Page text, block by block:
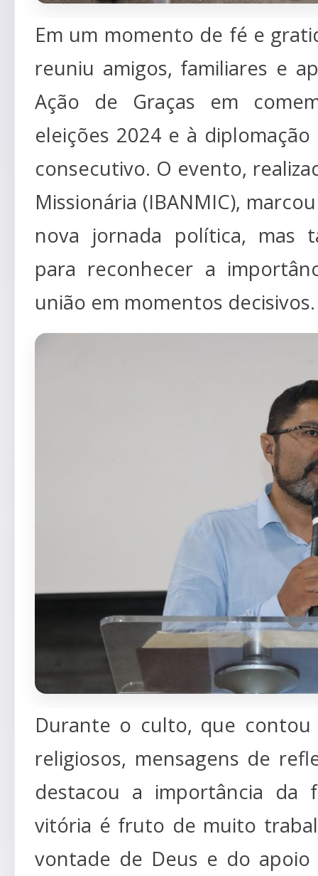
Em um momento de fé e
reuniu amigos, familiares e
Ação de Graças em
eleições 2024 e à
consecutivo. O evento,
Missionária (IBANMIC),
nova jornada política, mas
para reconhecer a
união em momentos decisivos.
Durante o culto, que
religiosos, mensagens de
destacou a importância da
vitória é fruto de muito
vontade de Deus e do apoio